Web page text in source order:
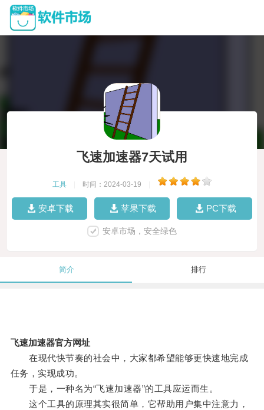
飞速加速器7天试用
工具 时间：2024-03-19
安卓下载 苹果下载 PC下载
安卓市场，安全绿色
简介 排行
飞速加速器官方网址
在现代快节奏的社会中，大家都希望能够更快速地完成
任务，实现成功。
于是，一种名为“飞速加速器”的工具应运而生。
这个工具的原理其实很简单，它帮助用户集中注意力，